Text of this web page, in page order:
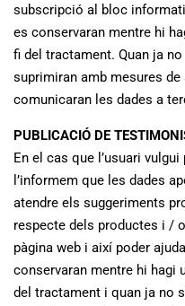
subscripció al bloc
es conservaran mentre hi
fi del tractament. Quan ja
suprimiran amb mesures
comunicaran les dades a
PUBLICACIÓ DE
En el cas que l’usuari
l’informem que les dades
atendre els suggeriments
respecte dels productes i /
pàgina web i així poder
conservaran mentre hi hagi
del tractament i quan ja no